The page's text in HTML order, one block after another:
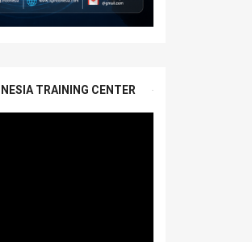
TRAINING CENTER